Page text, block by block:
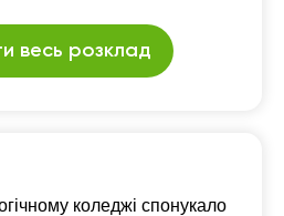
весь розклад
коледжі спонукало